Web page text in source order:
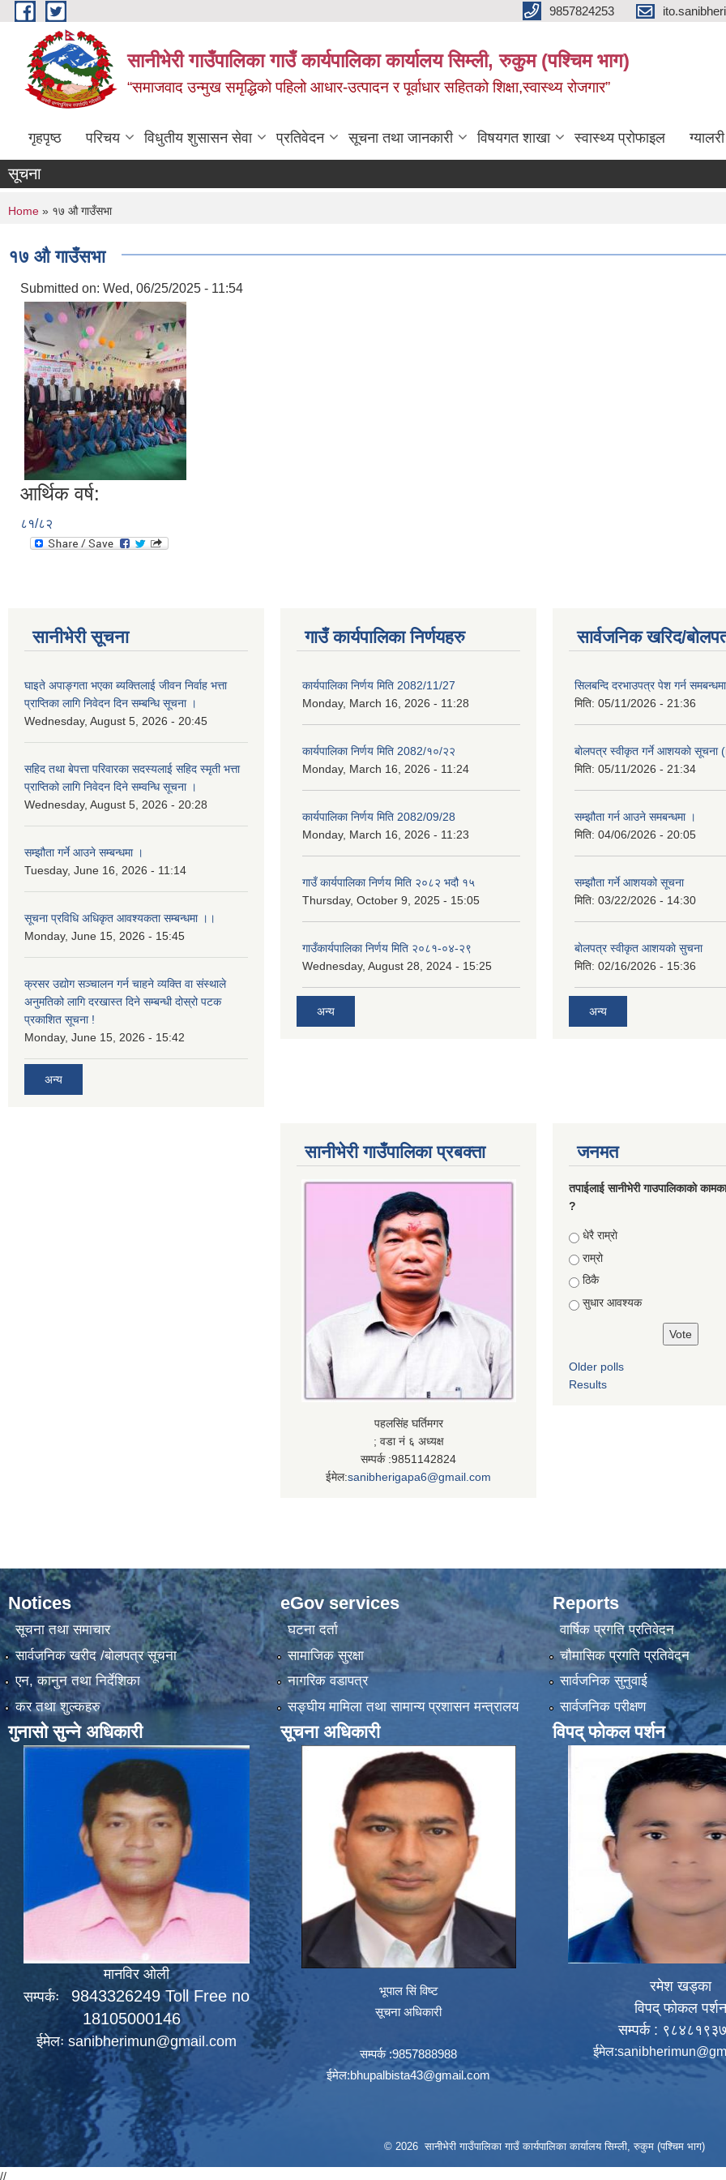
Skip to main content 9857824253
सानीभेरी गाउँपालिका गाउँ कार्यपालिका कार्यालय सिम्ली, रुकुम (पश्चिम भाग)
“समाजवाद उन्मुख समृद्धिको पहिलो आधार-उत्पादन र पूर्वाधार सहितको शिक्षा,स्वास्थ्य रोजगार”
गृहपृष्ठ परिचय विधुतीय शुसासन सेवा प्रतिवेदन सूचना तथा जानकारी विषयगत शाखा स्वास्थ्य प्रोफाइल ग्यालरी
सूचना
You are here
Home » १७ ‌औ गाउँसभा
१७ ‌औ गाउँसभा
Submitted on: Wed, 06/25/2025 - 11:54
आर्थिक वर्ष:
८१/८२
सानीभेरी सूचना
घाइते अपाङ्गता भएका ब्यक्तिलाई जीवन निर्वाह भत्ता
प्राप्तिका लागि निवेदन दिन सम्बन्धि सूचना ।
Wednesday, August 5, 2026 - 20:45
सहिद तथा बेपत्ता परिवारका सदस्यलाई सहिद स्मृती भत्ता
प्राप्तिको लागि निवेदन दिने सम्वन्धि सूचना ।
Wednesday, August 5, 2026 - 20:28
सम्झौता गर्ने आउने सम्बन्धमा ।
Tuesday, June 16, 2026 - 11:14
सूचना प्रविधि अधिकृत आवश्यकता सम्बन्धमा ।।
Monday, June 15, 2026 - 15:45
क्रसर उद्योग सञ्चालन गर्न चाहने व्यक्ति वा संस्थाले
अनुमतिको लागि दरखास्त दिने सम्बन्धी दोस्रो पटक
प्रकाशित सूचना !
Monday, June 15, 2026 - 15:42
अन्य
गाउँ कार्यपालिका निर्णयहरु
कार्यपालिका निर्णय मिति 2082/11/27
Monday, March 16, 2026 - 11:28
कार्यपालिका निर्णय मिति 2082/१०/२२
Monday, March 16, 2026 - 11:24
कार्यपालिका निर्णय मिति 2082/09/28
Monday, March 16, 2026 - 11:23
गाउँ कार्यपालिका निर्णय मिति २०८२ भदौ १५
Thursday, October 9, 2025 - 15:05
गाउँकार्यपालिका निर्णय मिति २०८१-०४-२९
Wednesday, August 28, 2024 - 15:25
अन्य
सार्वजनिक खरिद/
सिलबन्दि दरभाउपत्र पेश गर्न
मिति: 05/11/2026 - 21:36
बाेलपत्र स्वीकृत गर्ने आशयकाे सूचना
मिति: 05/11/2026 - 21:34
सम्झौता गर्न आउने समबन्धमा ।
मिति: 04/06/2026 - 20:05
सम्झौता गर्ने आशयको सूचना
मिति: 03/22/2026 - 14:30
बाेलपत्र स्वीकृत आशयकाे सुचना
मिति: 02/16/2026 - 15:36
अन्य
सानीभेरी गाउँपालिका प्रबक्ता
पहलसिंह घर्तिमगर
; वडा नं ६ अध्यक्ष
सम्पर्क :9851142824
ईमेल:sanibherigapa6@gmail.com
जनमत
तपाईलाई सानीभेरी गाउपालिकाकाे
?
Choices
धेरै राम्राे
राम्रो
ठिकै
सुधार आवश्यक
Older polls
Results
Notices
सूचना तथा समाचार
सार्वजनिक खरीद /बोलपत्र सूचना
एन, कानुन तथा निर्देशिका
कर तथा शुल्कहरु
गुनासो सुन्ने अधिकारी
मानविर ओली
सम्पर्कः 9843326249 Toll Free no
18105000146
ईमेलः sanibherimun@gmail.com
eGov services
घटना दर्ता
सामाजिक सुरक्षा
नागरिक वडापत्र
सङ्‍घीय मामिला तथा सामान्य प्रशासन मन्त्रालय
सूचना अधिकारी
भूपाल सिं विष्ट
सूचना अधिकारी
सम्पर्क :9857888988
ईमेल:bhupalbista43@gmail.com
Reports
वार्षिक प्रगति प्रतिवेदन
चौमासिक प्रगति प्रतिवेदन
सार्वजनिक सुनुवाई
सार्वजनिक परीक्षण
विपद् फोकल पर्शन
रमेश खड्का
विपद् फोकल पर्शन
सम्पर्क :
ईमेल:
© 2026 सानीभेरी गाउँपालिका गाउँ कार्यपालिका कार्यालय सिम्ली, रुकुम (पश्चिम भाग)
//